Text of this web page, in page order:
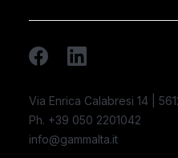
Via Enrica Calabresi 14 |
Ph. +39 050 2201042
info@gammalta.it